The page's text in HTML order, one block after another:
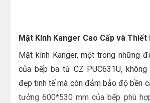
Mặt Kính Kanger Cao Cấp và Thiết
Mặt kính Kanger, một trong những
của bếp ba từ CZ PUC631U,
đẹp tinh tế mà còn đảm bảo độ bền
tưởng 600*530 mm của bếp phù